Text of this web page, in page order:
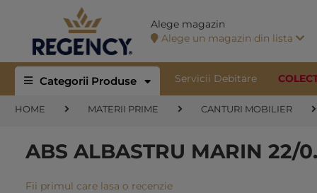
Alege magazin
Alege un magazin din lista
Categorii Produse Servicii Debitare
HOME MATERII PRIME CANTURI MOBILIER
ABS ALBASTRU MARIN 22/
Fii primul care lasa o recenzie